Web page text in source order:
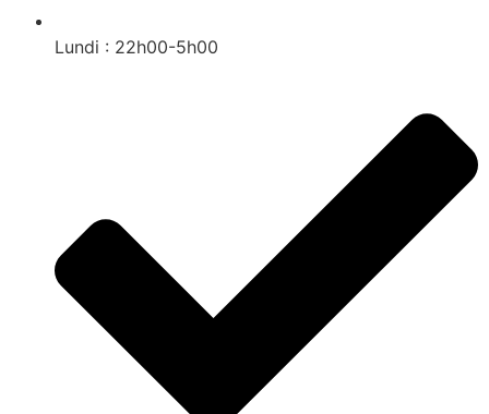
Lundi : 22h00-5h00